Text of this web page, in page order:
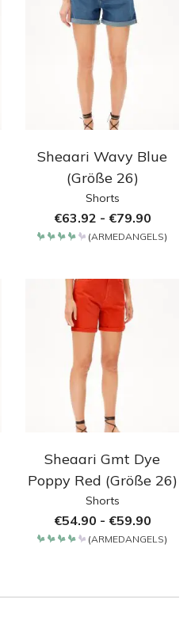
Sheaari Wavy Blue
(Größe 26)
Shorts
€63.92 - €79.90
(ARMEDANGELS)
Sheaari Gmt Dye
Poppy Red (Größe 26)
Shorts
€54.90 - €59.90
(ARMEDANGELS)